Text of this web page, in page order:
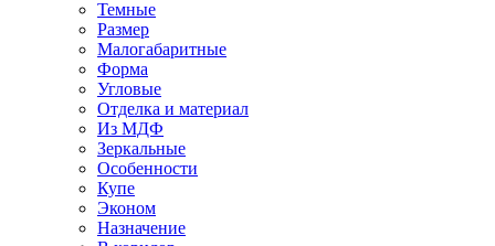
Темные
Размер
Малогабаритные
Форма
Угловые
Отделка и материал
Из МДФ
Зеркальные
Особенности
Купе
Эконом
Назначение